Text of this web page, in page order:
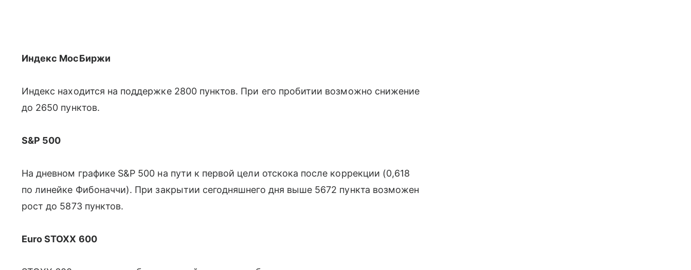
Индекс МосБиржи
Индекс находится на поддержке 2800 пунктов. При его пробитии возможно снижение
до 2650 пунктов.
S&P 500
На дневном графике S&P 500 на пути к первой цели отскока после коррекции (0,618
по линейке Фибоначчи). При закрытии сегодняшнего дня выше 5672 пункта возможен
рост до 5873 пунктов.
Euro STOXX 600